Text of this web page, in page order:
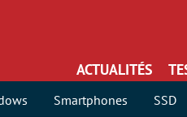
ACTUALITÉS
Smartphones SSD